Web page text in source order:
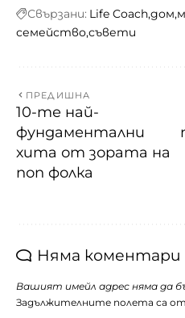
Свързани: Life Coachдом
семействосъвети
ПРЕДИШНА
10-те най-
фундаментални
хита от зората на
поп фолка
Няма коментари
Вашият имейл адрес няма да
Задължителните полета са